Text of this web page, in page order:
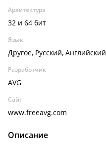
Архитектура
32 и 64 бит
Язык
Другое, Русский, Английский
Разработчик
AVG
Сайт
www.freeavg.com
Описание